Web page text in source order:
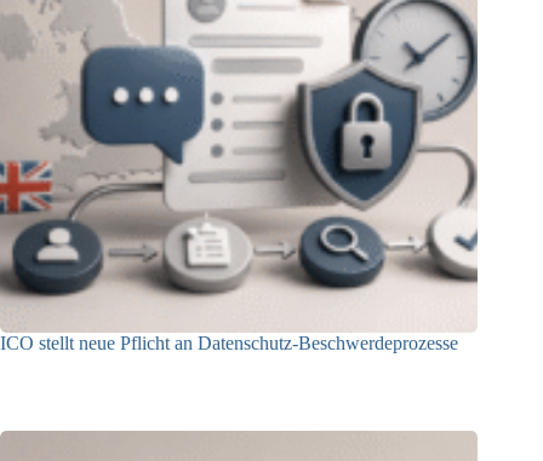
ICO stellt neue Pflicht an Datenschutz-Beschwerdeprozesse